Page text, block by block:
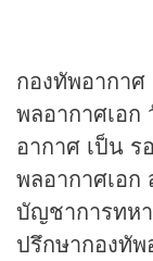
กองทัพอากาศ
พลอากาศเอ
อากาศ เป็น
พลอากาศเอ
บัญชาการทห
ปรึกษากองทัพ